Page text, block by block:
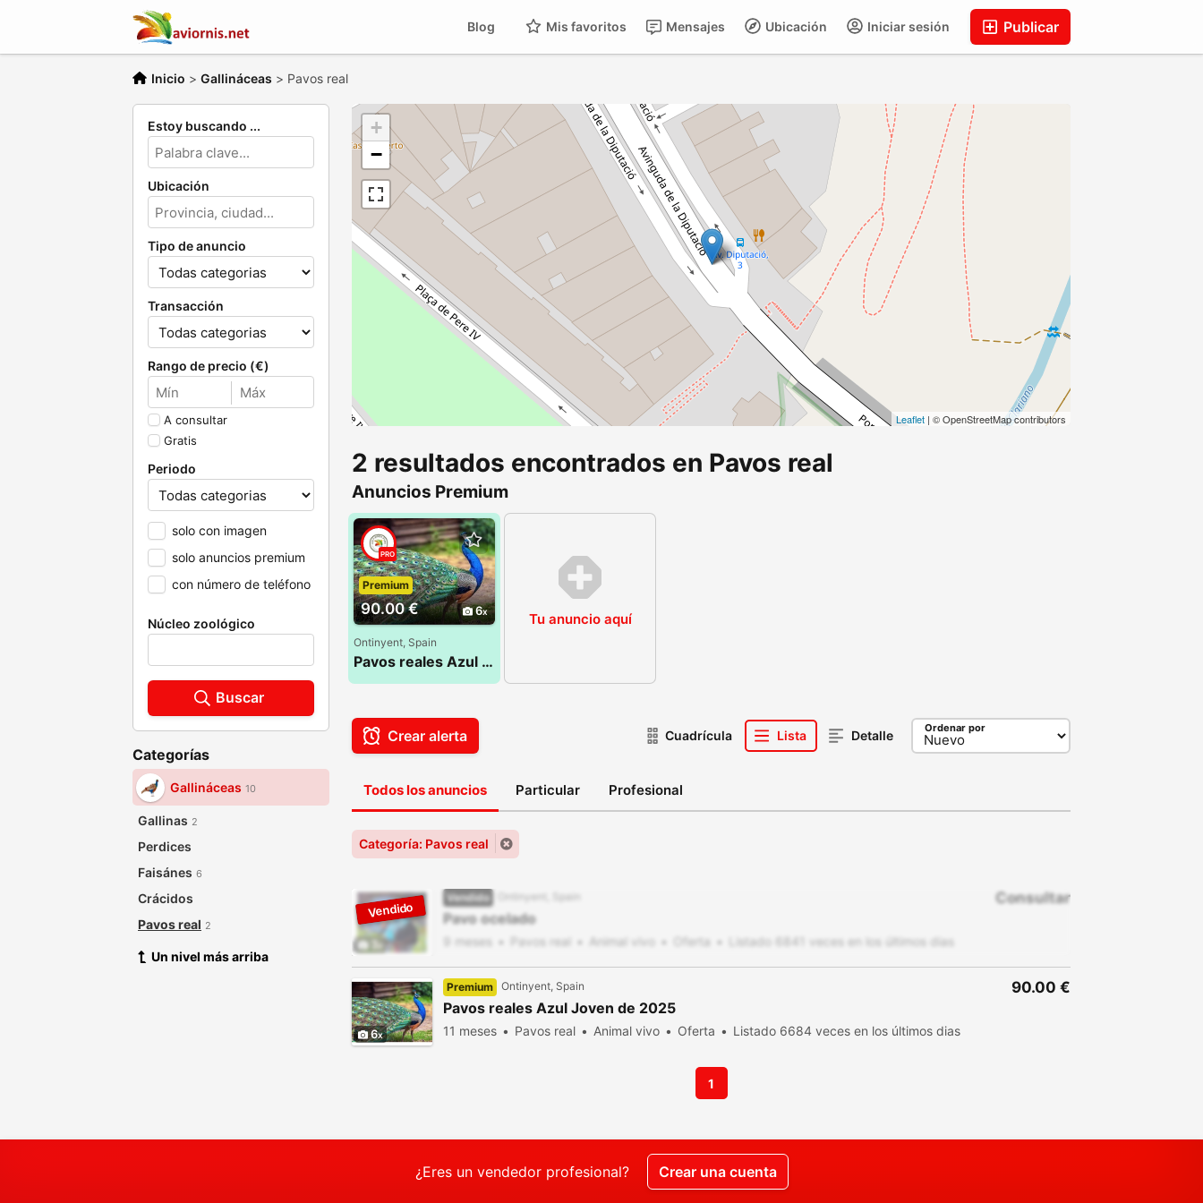
Publicar
Iniciar sesión
Ubicación
Mensajes
Mis favoritos
Blog
Inicio > Gallináceas > Pavos real
Estoy buscando ...
Ubicación
Tipo de anuncio
Transacción
Rango de precio (€)
A consultar
Gratis
Periodo
solo con imagen
solo anuncios premium
con número de teléfono
Núcleo zoológico
Buscar
Categorías
Gallináceas 10
Gallinas 2
Perdices
Faisánes 6
Crácidos
Pavos real 2
Un nivel más arriba
+
−
Leaflet | © OpenStreetMap contributors
2 resultados encontrados en Pavos real
Anuncios Premium
90.00 € 6
PRO
Premium
Ontinyent, Spain
Pavos reales Azul Joven de 2025
Tu anuncio aquí
Crear alerta Cuadrícula Lista Detalle Ordenar por
Todos los anuncios Particular Profesional
Categoría: Pavos real
3
Vendido Ontinyent, Spain
Pavo ocelado
9 meses Pavos real Animal vivo Oferta Listado 6841 veces en los últimos dias
Consultar
6
Premium Ontinyent, Spain
Pavos reales Azul Joven de 2025
11 meses Pavos real Animal vivo Oferta Listado 6684 veces en los últimos dias
90.00 €
1
¿Eres un vendedor profesional? Crear una cuenta